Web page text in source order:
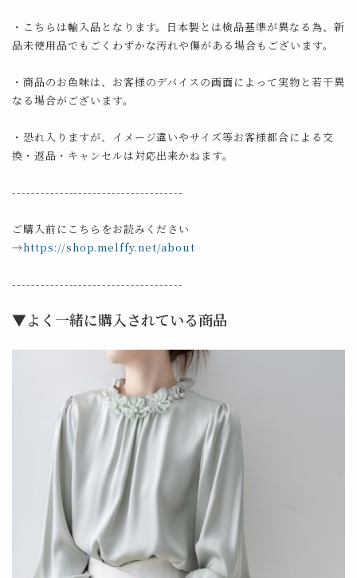
・こちらは輸入品となります。日本製とは検品基準が異なる為、新
品未使用品でもごくわずかな汚れや傷がある場合もございます。
・商品のお色味は、お客様のデバイスの画面によって実物と若干異
なる場合がございます。
・恐れ入りますが、イメージ違いやサイズ等お客様都合による交
換・返品・キャンセルは対応出来かねます。
------------------------------------
ご購入前にこちらをお読みください
→https://shop.melffy.net/about
------------------------------------
▼よく一緒に購入されている商品